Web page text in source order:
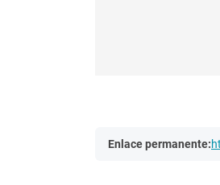
Enlace permanente: